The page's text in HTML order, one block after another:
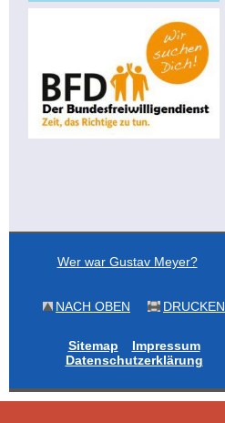
Wer war Gustav Meyer?
NACH OBEN DRUCKEN
Sitemap
Impressum
Datenschutzerklärung